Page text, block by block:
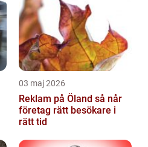
03 maj 2026
Reklam på Öland så når
företag rätt besökare i
rätt tid